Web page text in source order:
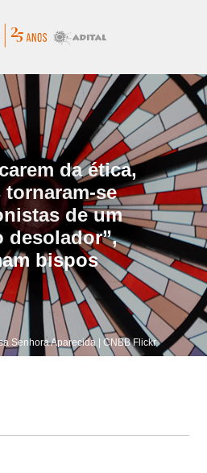
da ética,
se
de um
desolador”,
bispos
Senhora Aparecida | CNBB Flickr